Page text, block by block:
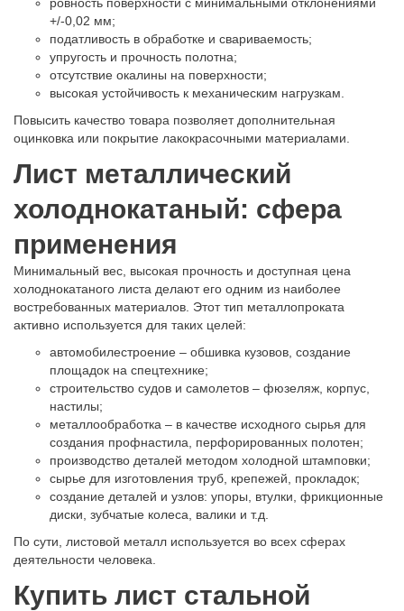
+/-0,02 мм;
податливость в обработке и свариваемость;
упругость и прочность полотна;
отсутствие окалины на поверхности;
высокая устойчивость к механическим нагрузкам.
Повысить качество товара позволяет дополнительная
оцинковка или покрытие лакокрасочными материалами.
Лист металлический
холоднокатаный: сфера
применения
Минимальный вес, высокая прочность и доступная цена
холоднокатаного листа делают его одним из наиболее
востребованных материалов. Этот тип металлопроката
активно используется для таких целей:
автомобилестроение – обшивка кузовов, создание
площадок на спецтехнике;
строительство судов и самолетов – фюзеляж, корпус,
настилы;
металлообработка – в качестве исходного сырья для
создания профнастила, перфорированных полотен;
производство деталей методом холодной штамповки;
сырье для изготовления труб, крепежей, прокладок;
создание деталей и узлов: упоры, втулки, фрикционные
диски, зубчатые колеса, валики и т.д.
По сути, листовой металл используется во всех сферах
деятельности человека.
Купить лист стальной